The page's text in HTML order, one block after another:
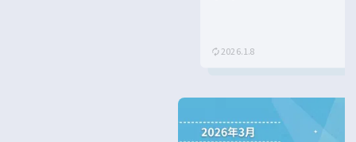
2026.1.8